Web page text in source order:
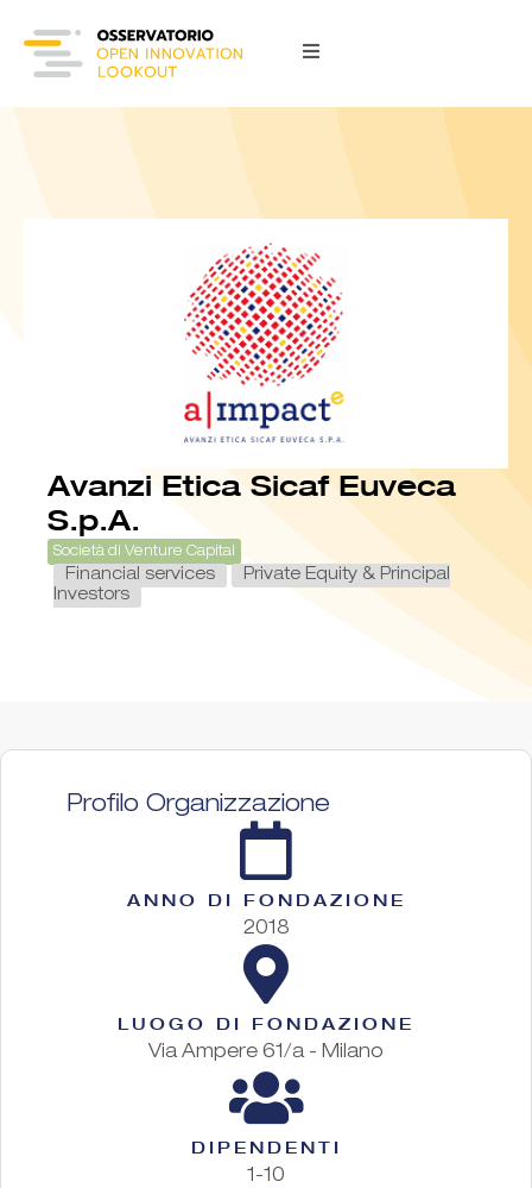
Avanzi Etica Sicaf Euveca
S.p.A.
Società di Venture Capital
Financial services
Private Equity & Principal
Investors
Profilo Organizzazione
ANNO DI FONDAZIONE
2018
LUOGO DI FONDAZIONE
Via Ampere 61/a - Milano
DIPENDENTI
1-10